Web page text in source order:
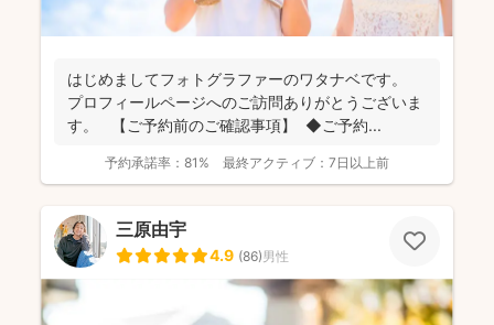
はじめましてフォトグラファーのワタナベです。
プロフィールページへのご訪問ありがとうございま
す。 【ご予約前のご確認事項】 ◆ご予約...
予約承諾率： 81% 最終アクティブ： 7日以上前
三原由宇
4.9 (86)男性